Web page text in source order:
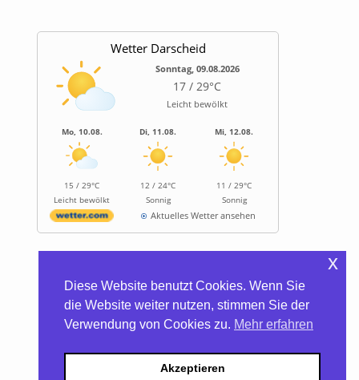
Wetter Darscheid
Sonntag, 09.08.2026
17 / 29°C
Leicht bewölkt
Mo, 10.08.
15 / 29°C
Leicht bewölkt
Di, 11.08.
12 / 24°C
Sonnig
Mi, 12.08.
11 / 29°C
Sonnig
Aktuelles Wetter ansehen
Biocontainer
Trinkwasserhärte
Satzung/Gebühren
Datenschutzerklärung
Impressum
Diese Website benutzt Cookies. Wenn Sie
die Website weiter nutzen, stimmen Sie der
Verwendung von Cookies zu. Mehr erfahren
Akzeptieren
x